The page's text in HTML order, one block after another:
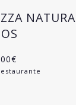
NATURA
€